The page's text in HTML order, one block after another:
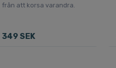
från att korsa varandra.
349 SEK